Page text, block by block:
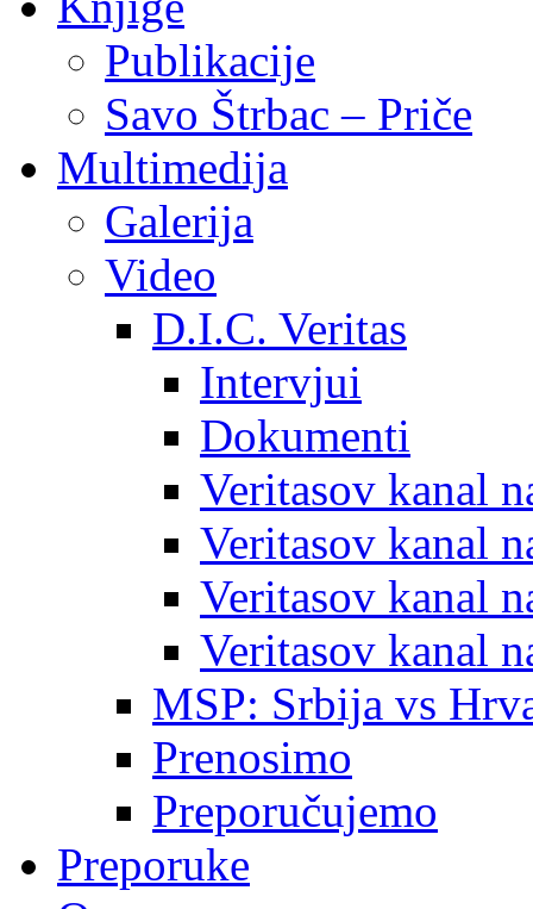
Publikacije
Savo Štrbac – Priče
Multimedija
Galerija
Video
D.I.C. Veritas
Intervjui
Dokumenti
Veritasov kanal
Veritasov kanal
Veritasov kanal
Veritasov kanal
MSP: Srbija vs
Prenosimo
Preporučujemo
Preporuke